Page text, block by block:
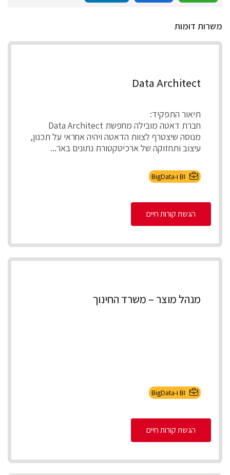
משרות דומות
Data Architect
תיאור התפקיד:
חברת דאטה מובילה מחפשת Data Architect
מנוסה שיצטרף לצוות הדאטה ויהיה אחראי על תכנון,
עיצוב ותחזוקה של ארכיטקטורת נתונים באר...
BI ו-BigData
הגשת קורות חיים
מנהל מוצר – משרד החינוך
BI ו-BigData
הגשת קורות חיים